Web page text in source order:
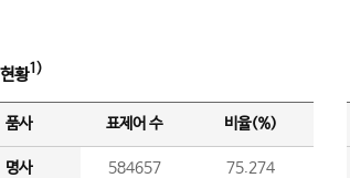
황1)
품사 표제어 수 비율(%)
명사 584657 75.274